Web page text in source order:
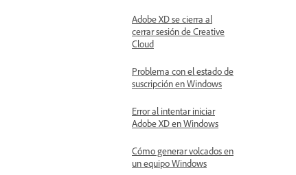
Adobe XD se cierra al
cerrar sesión de Creative
Cloud
Problema con el estado de
suscripción en Windows
Error al intentar iniciar
Adobe XD en Windows
Cómo generar volcados en
un equipo Windows